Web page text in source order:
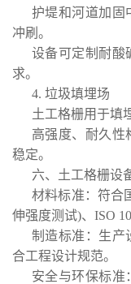
护堤和河道加固
冲刷。
设备可定制耐酸
求。
4. 垃圾填埋场
土工格栅用于填
高强度、耐久性
稳定。
六、土工格栅设
材料标准：符合
伸强度测试)、ISO
制造标准：生产
合工程设计规范。
安全与环保标准